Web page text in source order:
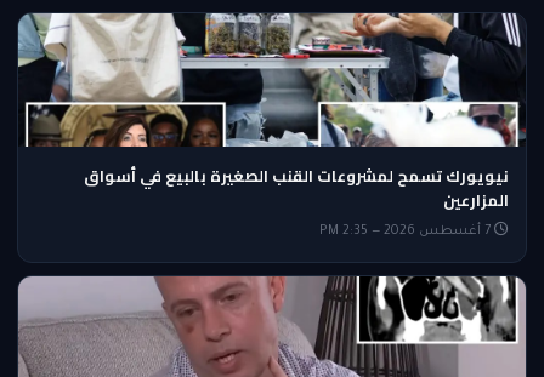
نيويورك تسمح لمشروعات القنب الصغيرة بالبيع في أسواق
المزارعين